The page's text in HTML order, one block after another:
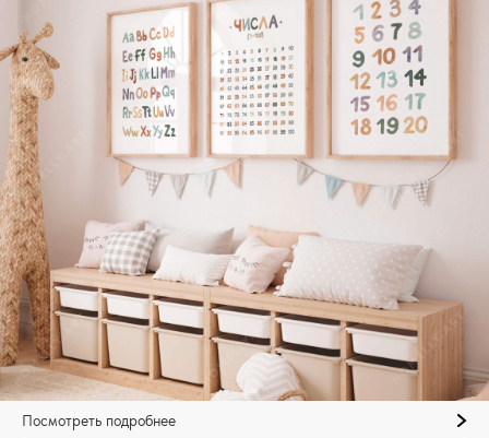
Посмотреть подробнее